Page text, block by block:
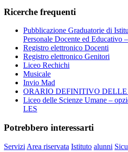
Ricerche frequenti
Pubblicazione Graduatorie di
Personale Docente ed Educativo
Registro elettronico Docenti
Registro elettronico Genitori
Liceo Rechichi
Musicale
Invio Mad
ORARIO DEFINITIVO DELLE
Liceo delle Scienze Umane –
LES
Potrebbero interessarti
Servizi Area riservata Istituto alunni